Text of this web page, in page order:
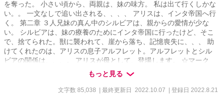
を奪った。 小さい頃から、両親は、妹の味方。 私は出て行くしかな
い。。 一文なしで追い出される、、、、 アリスは、インタ帝国へ行
く。 第二章 ３人兄妹の真ん中のシルビアは、親からの愛情が少な
い。 シルビアは、妹の療養のためにインタ帝国に行ったけど、そこ
で、捨てられた。獣に襲われて、崖から落ち、記憶喪失に、、、 助
けてくれたのは、アリスの息子アルフレット。アルフレットとシル
ビアの関係は、、、。 アリスが母として、登場します。 ☆マーク
は、性的表現があります。 ★マークは、少し残虐かなと思われま
す。 苦手な方は、飛ばしてお読みください。
もっと見る
文字数 85,038 | 最終更新日 2022.10.07 | 登録日 2022.8.21